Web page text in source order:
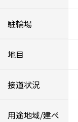
駐輪場
地目
接道状況
用途地域/建ぺ